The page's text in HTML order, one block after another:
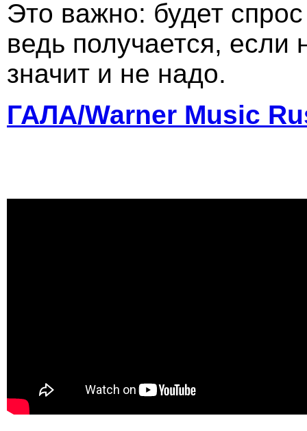
Это важно: будет
ведь получается, если
значит и не надо.
ГАЛА/Warner Music